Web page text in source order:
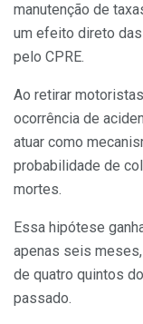
manutenção de
um efeito direto
pelo CPRE.
Ao retirar
ocorrência de
atuar como
probabilidade de
mortes.
Essa hipótese
apenas seis
de quatro quintos
passado.